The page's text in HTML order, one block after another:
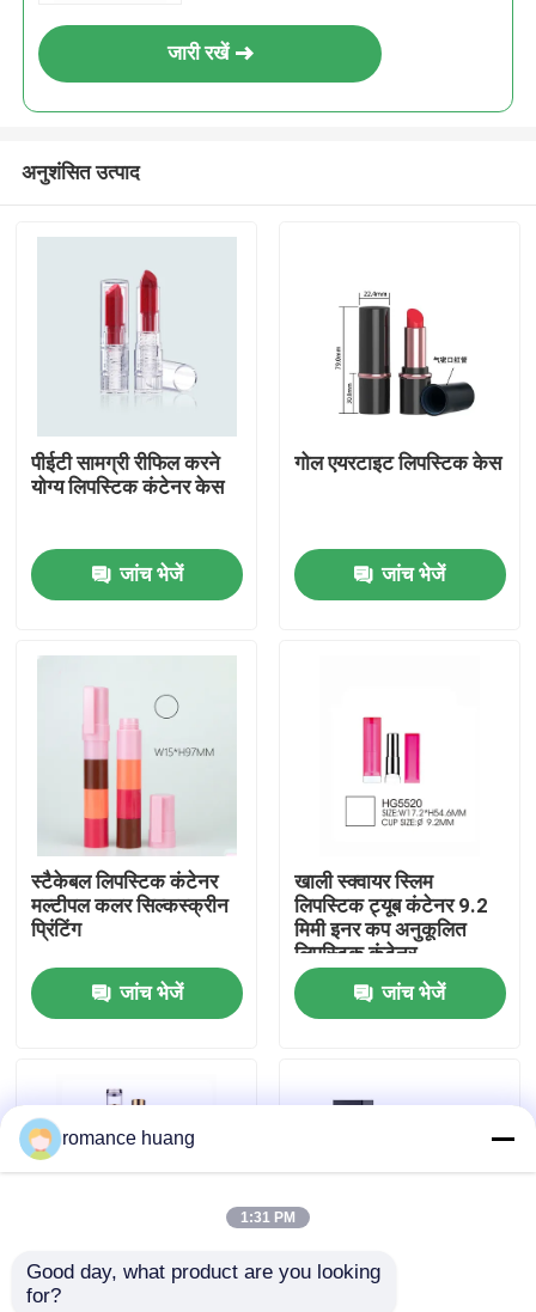
उत्पाद
फैक्टरी यात्रा
गुणवत्ता नियंत्रण
हमसे संपर्क करें
कॉस्मेटिक वायुहीन बोतल
कॉस्मेटिक लोशन की बोतल
कॉस्मेटिक क्रीम जार
जारी रखें
अनुशंसित उत्पाद
पीईटी सामग्री रीफिल करने
योग्य लिपस्टिक कंटेनर केस
जांच भेजें
गोल एयरटाइट लिपस्टिक केस
जांच भेजें
स्टैकेबल लिपस्टिक कंटेनर
मल्टीपल कलर सिल्कस्क्रीन
प्रिंटिंग
जांच भेजें
खाली स्क्वायर स्लिम
लिपस्टिक ट्यूब कंटेनर 9.2
मिमी इनर कप अनुकूलित
लिपस्टिक कंटेनर
जांच भेजें
2 इन 1 लिपस्टिक ट्यूब केस
romance huang
1:31 PM
Good day, what product are you looking
for?